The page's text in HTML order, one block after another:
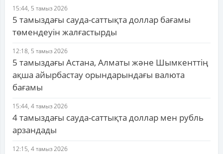
15:44, 5 тамыз 2026
5 тамыздағы сауда-саттықта доллар бағамы
төмендеуін жалғастырды
12:18, 5 тамыз 2026
5 тамыздағы Астана, Алматы және Шымкенттің
ақша айырбастау орындарындағы валюта
бағамы
15:44, 4 тамыз 2026
4 тамыздағы сауда-саттықта доллар мен рубль
арзандады
12:15, 4 тамыз 2026